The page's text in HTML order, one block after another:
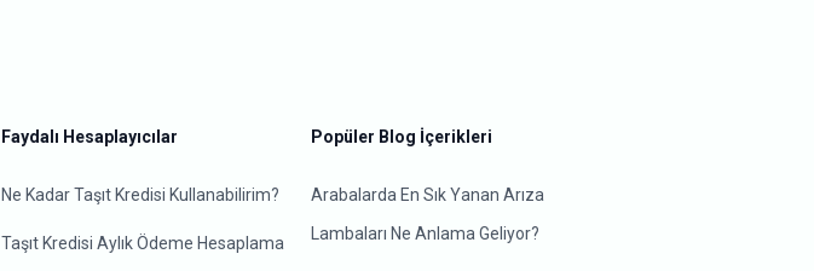
Faydalı Hesaplayıcılar
Ne Kadar Taşıt Kredisi Kullanabilirim?
Taşıt Kredisi Aylık Ödeme Hesaplama
Popüler Blog İçerikleri
Arabalarda En Sık Yanan Arıza
Lambaları Ne Anlama Geliyor?